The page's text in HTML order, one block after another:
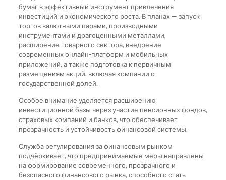
бумаг в эффективный инструмент привлечения
инвестиций и экономического роста. В планах — запуск
торгов валютными парами, производными
инструментами и драгоценными металлами,
расширение товарного сектора, внедрение
современных онлайн-платформ и мобильных
приложений, а также подготовка к первичным
размещениям акций, включая компании с
государственной долей.
Особое внимание уделяется расширению
инвестиционной базы через участие пенсионных фондов,
страховых компаний и банков, что обеспечивает
прозрачность и устойчивость финансовой системы.
Служба регулирования за финансовым рынком
подчёркивает, что предпринимаемые меры направлены
на формирование современного, прозрачного и
безопасного финансового рынка, способного стать